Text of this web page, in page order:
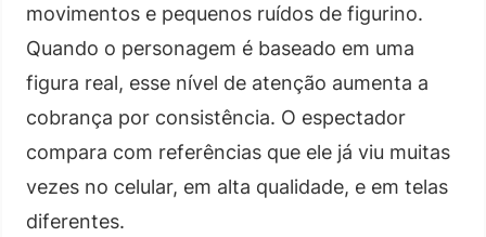
movimentos e pequenos ruídos de figurino.
Quando o personagem é baseado em uma
figura real, esse nível de atenção aumenta a
cobrança por consistência. O espectador
compara com referências que ele já viu muitas
vezes no celular, em alta qualidade, e em telas
diferentes.